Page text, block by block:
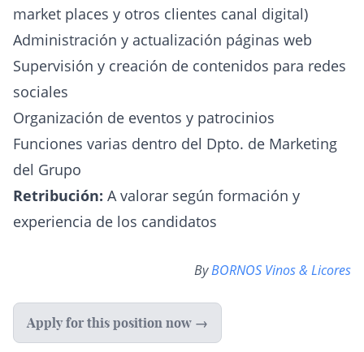
market places y otros clientes canal digital)
Administración y actualización páginas web
Supervisión y creación de contenidos para redes
sociales
Organización de eventos y patrocinios
Funciones varias dentro del Dpto. de Marketing
del Grupo
Retribución: A valorar según formación y
experiencia de los candidatos
ByBORNOS Vinos & Licores
Apply for this position now →